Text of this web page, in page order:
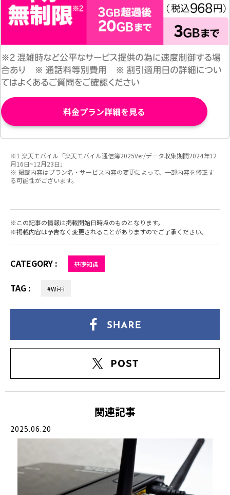
料金プラン詳細を見る
※1 楽天モバイル「楽天モバイル通信簿2025Ver/データ収集期間2024年12
月16日~12月23日」
※ 掲載内容はプラン名・サービス内容の変更によって、一部内容を修正す
る可能性がございます。
この記事の情報は掲載開始日時点のものとなります。
掲載内容は予告なく変更されることがありますのでご了承ください。
CATEGORY : 基礎知識
TAG : #Wi-Fi
関連記事
2025.06.20